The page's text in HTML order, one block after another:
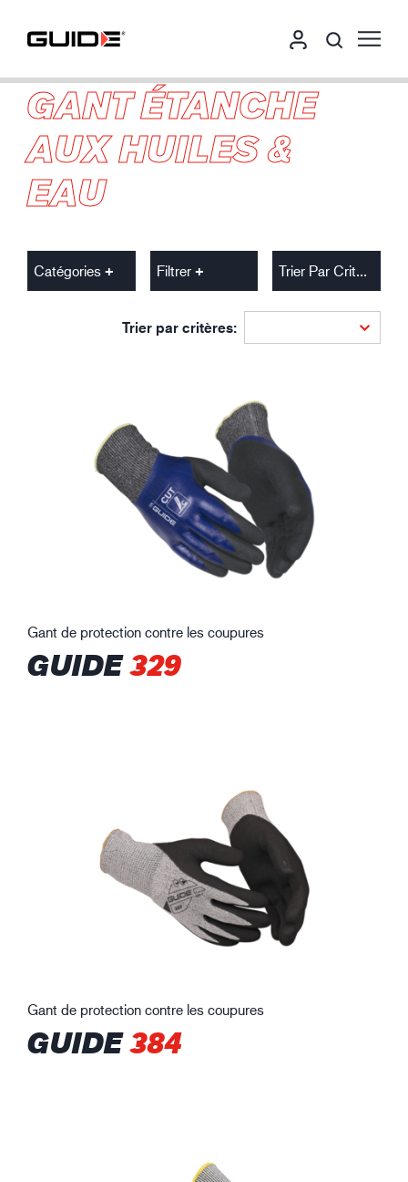
GANT ÉTANCHE
AUX HUILES &
EAU
Catégories Filtrer Trier Par Critères
Trier par critères:
Gant de protection contre les coupures
GUIDE329
Gant de protection contre les coupures
GUIDE384